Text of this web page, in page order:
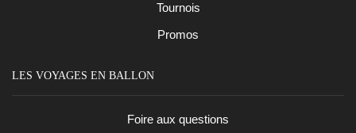
Tournois
Promos
LES VOYAGES EN BALLON
Foire aux questions